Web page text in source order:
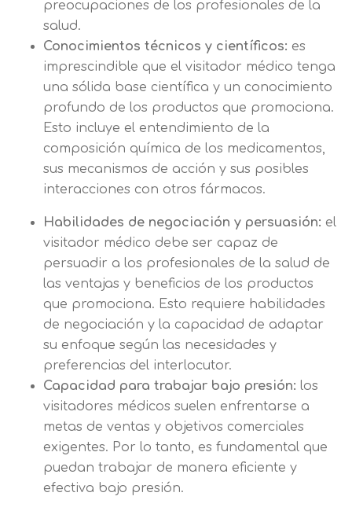
preocupaciones de los profesionales de la
salud.
Conocimientos técnicos y científicos: es
imprescindible que el visitador médico tenga
una sólida base científica y un conocimiento
profundo de los productos que promociona.
Esto incluye el entendimiento de la
composición química de los medicamentos,
sus mecanismos de acción y sus posibles
interacciones con otros fármacos.
Habilidades de negociación y persuasión: el
visitador médico debe ser capaz de
persuadir a los profesionales de la salud de
las ventajas y beneficios de los productos
que promociona. Esto requiere habilidades
de negociación y la capacidad de adaptar
su enfoque según las necesidades y
preferencias del interlocutor.
Capacidad para trabajar bajo presión: los
visitadores médicos suelen enfrentarse a
metas de ventas y objetivos comerciales
exigentes. Por lo tanto, es fundamental que
puedan trabajar de manera eficiente y
efectiva bajo presión.
Solicitar
información
Mail
Nombre
Apellido
Teléfono
Solicitar
información
Nombre
Apellidos
Telefono
Mensaje
Información básica sobre Protección
de Datos .Haz clic aquí
Responsable EUROINNOVA
BUSINESS SCHOOL, S.L. Finalidad
Información académica y comercial
Centro de
preferencia de
privacidad
Utilizamos cookies propias y de terceros
para mejorar nuestros servicios
relacionados con tus preferencias,
mediante el análisis de tus hábitos de
navegación. En caso de que rechace las
cookies, no podremos asegurarle el
correcto funcionamiento de las distintas